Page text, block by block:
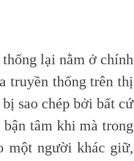
lại nằm ở chính
truyền thống trên thị
sao chép bởi bất cứ
tâm khi mà trong
một người khác giữ,